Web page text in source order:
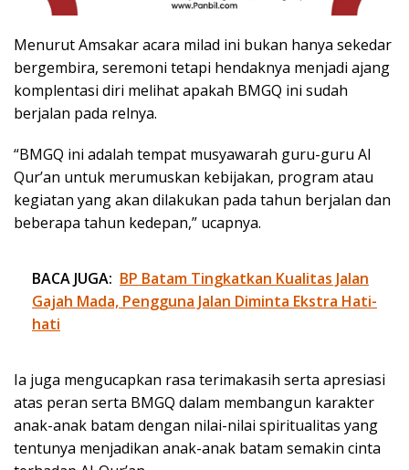
Menurut Amsakar acara milad ini bukan hanya sekedar
bergembira, seremoni tetapi hendaknya menjadi ajang
komplentasi diri melihat apakah BMGQ ini sudah
berjalan pada relnya.
“BMGQ ini adalah tempat musyawarah guru-guru Al
Qur’an untuk merumuskan kebijakan, program atau
kegiatan yang akan dilakukan pada tahun berjalan dan
beberapa tahun kedepan,” ucapnya.
BACA JUGA: BP Batam Tingkatkan Kualitas Jalan
Gajah Mada, Pengguna Jalan Diminta Ekstra Hati-
hati
Ia juga mengucapkan rasa terimakasih serta apresiasi
atas peran serta BMGQ dalam membangun karakter
anak-anak batam dengan nilai-nilai spiritualitas yang
tentunya menjadikan anak-anak batam semakin cinta